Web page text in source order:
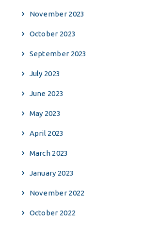
November 2023
October 2023
September 2023
July 2023
June 2023
May 2023
April 2023
March 2023
January 2023
November 2022
October 2022